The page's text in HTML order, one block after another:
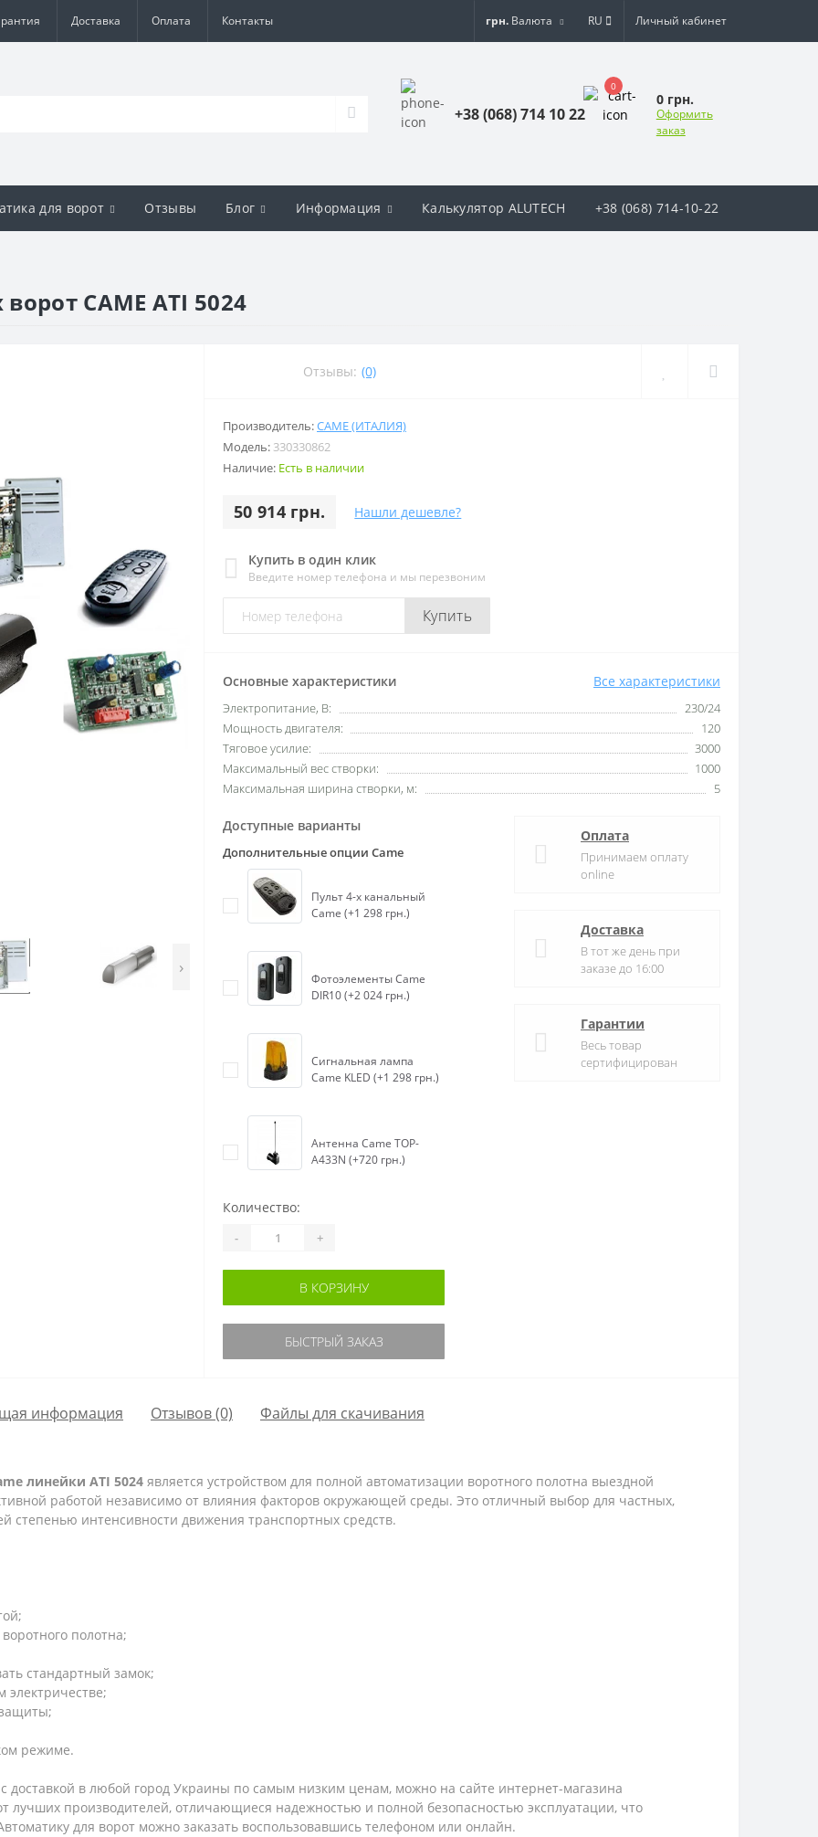
Доставка Оплата Контакты грн. Валюта RU Личный кабинет
+38 (068) 714 10 22
0
0 грн.
Оформить
заказ
для ворот Отзывы Блог Информация Калькулятор ALUTECH +38 (068) 714-10-22
CAME ATI 5024
›
Отзывы: (0)
Производитель:CAME (ИТАЛИЯ)
Модель: 330330862
Наличие: Есть в наличии
50 914 грн. Нашли дешевле?
Купить в один клик
Введите номер телефона и мы перезвоним
Купить
Основные характеристики Все характеристики
Электропитание, В:
230/24
Мощность двигателя:
120
Тяговое усилие:
3000
Максимальный вес створки:
1000
Максимальная ширина створки, м:
5
Доступные варианты
Дополнительные опции Came
Пульт 4-х канальный
Came (+1 298 грн.)
Фотоэлементы Came
DIR10 (+2 024 грн.)
Сигнальная лампа
Came KLED (+1 298 грн.)
Антенна Came TOP-
A433N (+720 грн.)
Количество:
- +
В КОРЗИНУ
БЫСТРЫЙ ЗАКАЗ
Оплата
Принимаем оплату
online
Доставка
В тот же день при
заказе до 16:00
Гарантии
Весь товар
сертифицирован
информация Отзывов (0) Файлы для скачивания
линейки ATI 5024 является устройством для полной автоматизации воротного полотна выездной
работой независимо от влияния факторов окружающей среды. Это отличный выбор для частных,
степенью интенсивности движения транспортных средств.
полотна;
стандартный замок;
электричестве;
режиме.
доставкой в любой город Украины по самым низким ценам, можно на сайте интернет-магазина
лучших производителей, отличающиеся надежностью и полной безопасностью эксплуатации, что
для ворот можно заказать воспользовавшись телефоном или онлайн.